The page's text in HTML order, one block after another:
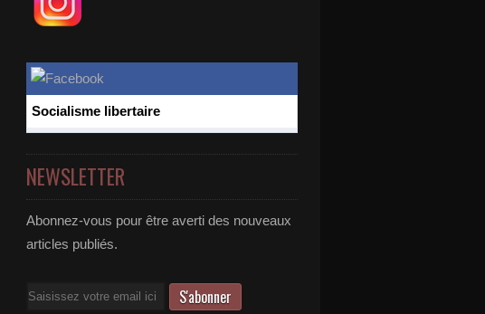
Socialisme libertaire
NEWSLETTER
Abonnez-vous pour être averti des nouveaux
articles publiés.
Email